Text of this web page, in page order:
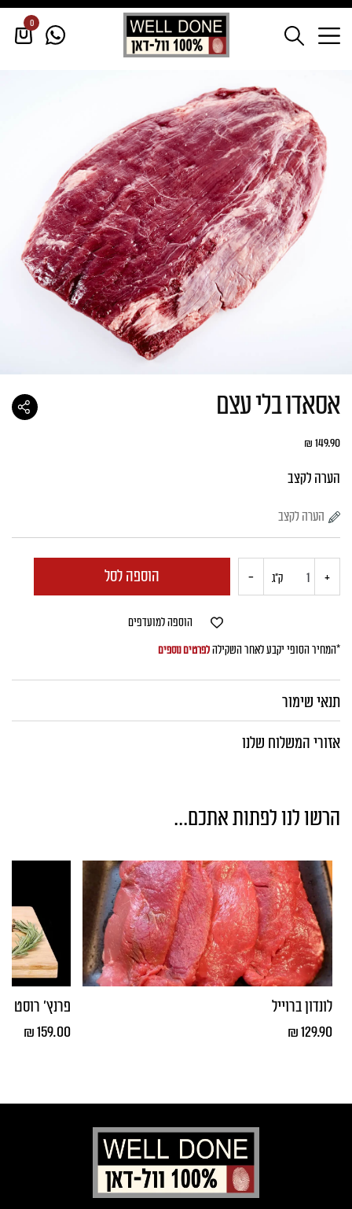
0
אסאדו בלי עצם
אסאדו בלי עצם
₪ 149.90
הערה לקצב
+ כמות
אסאדו
בלי
ק"ג - הוספה לסל
הוספה למועדפים
*המחיר הסופי יקבע לאחר השקילהלפרטים נוספים
תנאי שימור
אזורי המשלוח שלנו
הרשו לנו לפתות אתכם...
לונדון ברוייל
₪129.90
פרנץ' רוסט
₪159.00